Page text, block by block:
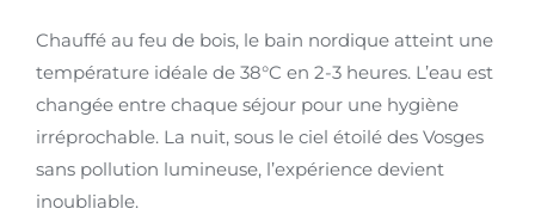
Chauffé au feu de bois, le bain nordique atteint une
température idéale de 38°C en 2-3 heures. L’eau est
changée entre chaque séjour pour une hygiène
irréprochable. La nuit, sous le ciel étoilé des Vosges
sans pollution lumineuse, l’expérience devient
inoubliable.